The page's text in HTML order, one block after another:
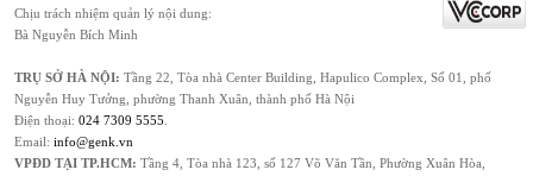
Chịu trách nhiệm quản lý nội dung:
Bà Nguyễn Bích Minh
TRỤ SỞ HÀ NỘI: Tầng 22, Tòa nhà Center Building, Hapulico Complex, Số 01, phố
Nguyễn Huy Tưởng, phường Thanh Xuân, thành phố Hà Nội
Điện thoại: 024 7309 5555
Email: info@genk.vn
VPĐD TẠI TP.HCM: Tầng 4, Tòa nhà 123, số 127 Võ Văn Tần, Phường Xuân Hòa,